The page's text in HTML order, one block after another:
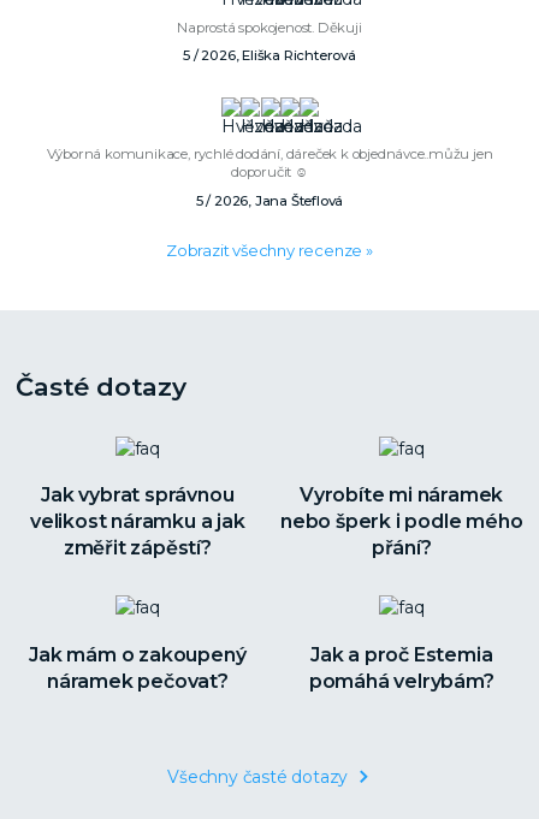
Naprostá spokojenost. Děkuji
5 / 2026, Eliška Richterová
Výborná komunikace, rychlé dodání, dáreček k objednávce..můžu jen
doporučit ☺️
5 / 2026, Jana Šteflová
Zobrazit všechny recenze »
Časté dotazy
Jak vybrat správnou
velikost náramku a jak
změřit zápěstí?
Vyrobíte mi náramek
nebo šperk i podle mého
přání?
Jak mám o zakoupený
náramek pečovat?
Jak a proč Estemia
pomáhá velrybám?
Všechny časté dotazy